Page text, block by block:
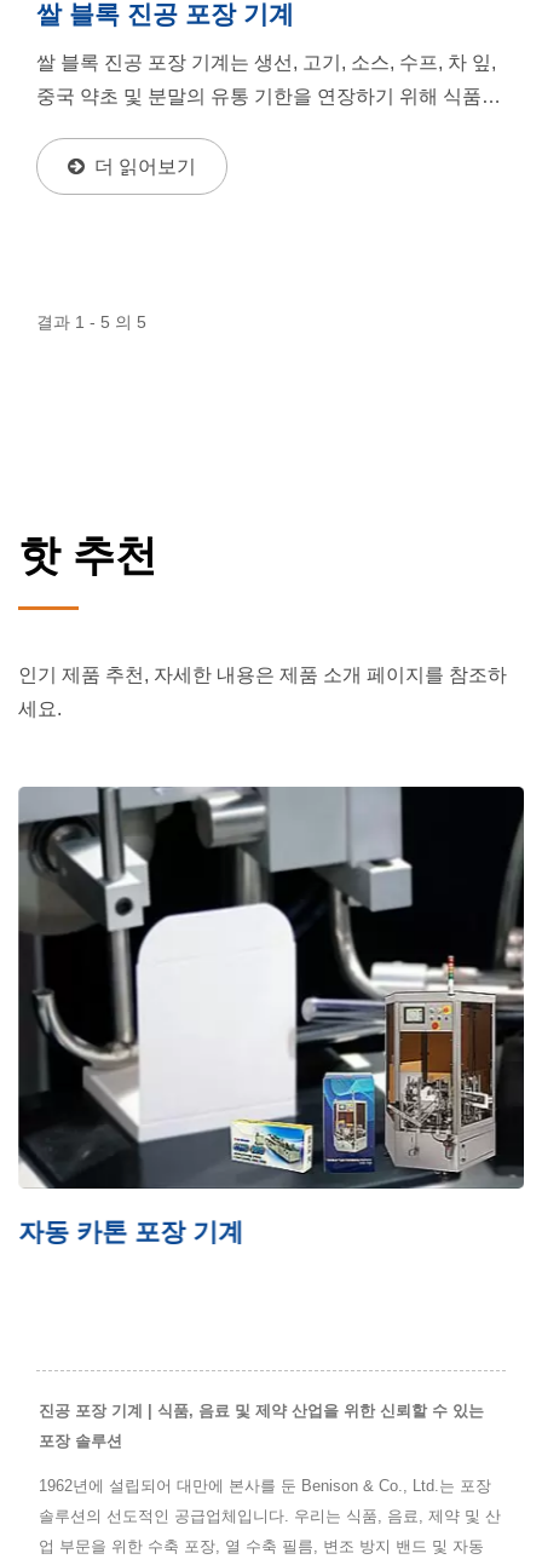
쌀 블록 진공 포장 기계
쌀 블록 진공 포장 기계는 생선, 고기, 소스, 수프, 차 잎,
중국 약초 및 분말의 유통 기한을 연장하기 위해 식품의
더 읽어보기
결과 1 - 5 의 5
핫 추천
인기 제품 추천, 자세한 내용은 제품 소개 페이지를 참조하
세요.
자동 카톤 포장 기계
진공 포장 기계 | 식품, 음료 및 제약 산업을 위한 신뢰할 수 있는
포장 솔루션
1962년에 설립되어 대만에 본사를 둔 Benison & Co., Ltd.는 포장
솔루션의 선도적인 공급업체입니다. 우리는 식품, 음료, 제약 및 산
업 부문을 위한 수축 포장, 열 수축 필름, 변조 방지 밴드 및 자동